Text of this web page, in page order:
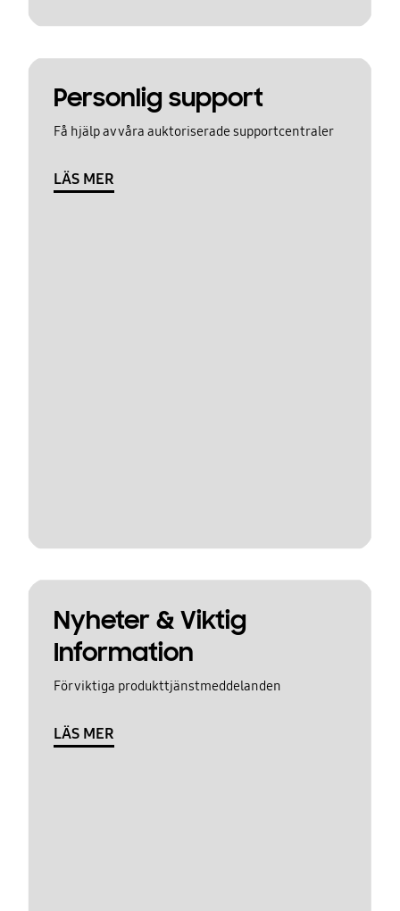
Personlig support
Få hjälp av våra auktoriserade supportcentraler
LÄS MER
Nyheter & Viktig
Information
För viktiga produkttjänstmeddelanden
LÄS MER